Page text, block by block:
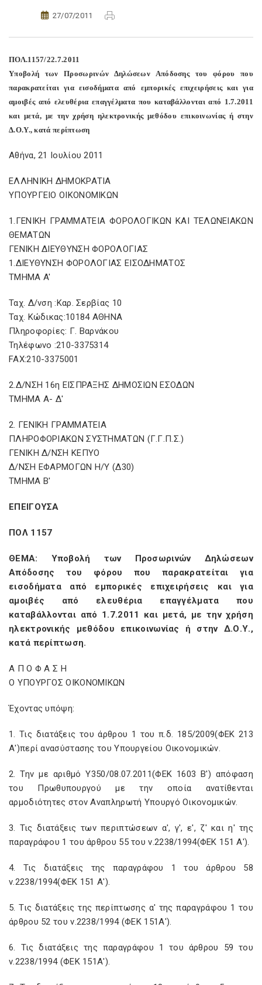
27/07/2011
ΠΟΛ.1157/22.7.2011
Υποβολή των Προσωρινών Δηλώσεων Απόδοσης του φόρου που
παρακρατείται για εισοδήματα από εμπορικές επιχειρήσεις και για
αμοιβές από ελευθέρια επαγγέλματα που καταβάλλονται από 1.7.2011
και μετά, με την χρήση ηλεκτρονικής μεθόδου επικοινωνίας ή στην
Δ.Ο.Υ., κατά περίπτωση
Αθήνα, 21 Ιουλίου 2011
ΕΛΛΗΝΙΚΗ ΔΗΜΟΚΡΑΤΙΑ
ΥΠΟΥΡΓΕΙΟ ΟΙΚΟΝΟΜΙΚΩΝ
1.ΓΕΝΙΚΗ ΓΡΑΜΜΑΤΕΙΑ ΦΟΡΟΛΟΓΙΚΩΝ ΚΑΙ ΤΕΛΩΝΕΙΑΚΩΝ
ΘΕΜΑΤΩΝ
ΓΕΝΙΚΗ ΔΙΕΥΘΥΝΣΗ ΦΟΡΟΛΟΓΙΑΣ
1.ΔΙΕΥΘΥΝΣΗ ΦΟΡΟΛΟΓΙΑΣ ΕΙΣΟΔΗΜΑΤΟΣ
ΤΜΗΜΑ A'
Ταχ. Δ/νση :Καρ. Σερβίας 10
Ταχ. Κώδικας:10184 ΑΘΗΝΑ
Πληροφορίες: Γ. Βαρνάκου
Τηλέφωνο :210-3375314
FAX:210-3375001
2.Δ/ΝΣΗ 16η ΕΙΣΠΡΑΞΗΣ ΔΗΜΟΣΙΩΝ ΕΣΟΔΩΝ
ΤΜΗΜΑ Α- Δ'
2. ΓΕΝΙΚΗ ΓΡΑΜΜΑΤΕΙΑ
ΠΛΗΡΟΦΟΡΙΑΚΩΝ ΣΥΣΤΗΜΑΤΩΝ (Γ.Γ.Π.Σ.)
ΓΕΝΙΚΗ Δ/ΝΣΗ ΚΕΠΥΟ
Δ/ΝΣΗ ΕΦΑΡΜΟΓΩΝ Η/Υ (Δ30)
ΤΜΗΜΑ Β'
ΕΠΕΙΓΟΥΣΑ
ΠΟΛ 1157
ΘΕΜΑ: Υποβολή των Προσωρινών Δηλώσεων
Απόδοσης του φόρου που παρακρατείται για
εισοδήματα από εμπορικές επιχειρήσεις και για
αμοιβές από ελευθέρια επαγγέλματα που
καταβάλλονται από 1.7.2011 και μετά, με την χρήση
ηλεκτρονικής μεθόδου επικοινωνίας ή στην Δ.Ο.Υ.,
κατά περίπτωση.
Α Π Ο Φ Α Σ Η
Ο ΥΠΟΥΡΓΟΣ ΟΙΚΟΝΟΜΙΚΩΝ
Έχοντας υπόψη:
1. Τις διατάξεις του άρθρου 1 του π.δ. 185/2009(ΦΕΚ 213
Α')περί ανασύστασης του Υπουργείου Οικονομικών.
2. Την με αριθμό Υ350/08.07.2011(ΦΕΚ 1603 Β') απόφαση
του Πρωθυπουργού με την οποία ανατίθενται
αρμοδιότητες στον Αναπληρωτή Υπουργό Οικονομικών.
3. Τις διατάξεις των περιπτώσεων α', γ', ε', ζ' και η' της
παραγράφου 1 του άρθρου 55 του ν.2238/1994(ΦΕΚ 151 Α').
4. Τις διατάξεις της παραγράφου 1 του άρθρου 58
ν.2238/1994(ΦΕΚ 151 Α').
5. Τις διατάξεις της περίπτωσης α' της παραγράφου 1 του
άρθρου 52 του ν.2238/1994 (ΦΕΚ 151Α').
6. Τις διατάξεις της παραγράφου 1 του άρθρου 59 του
ν.2238/1994 (ΦΕΚ 151Α').